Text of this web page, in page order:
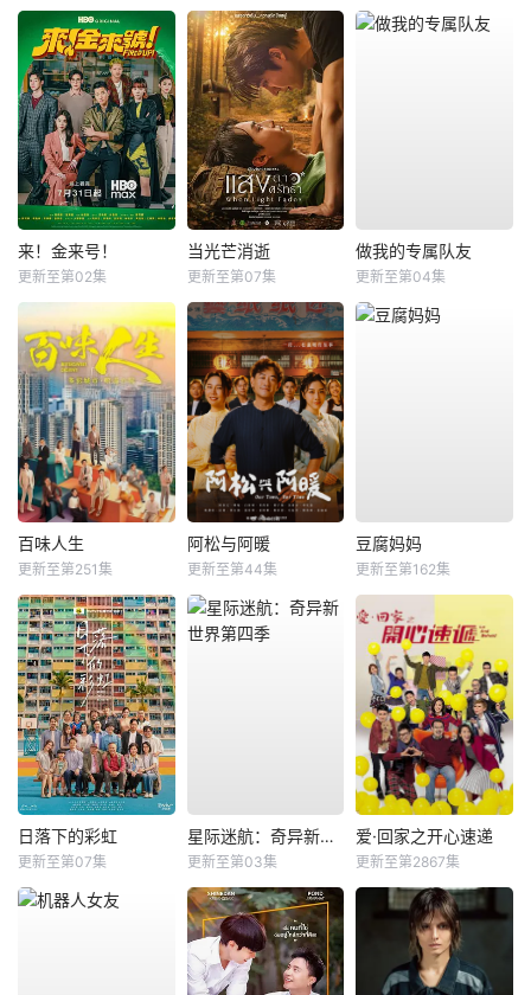
来！金来号！
更新至第02集
当光芒消逝
更新至第07集
做我的专属队友
更新至第04集
百味人生
更新至第251集
阿松与阿暖
更新至第44集
豆腐妈妈
更新至第162集
日落下的彩虹
更新至第07集
星际迷航：奇异新世界第四季
更新至第03集
爱·回家之开心速递
更新至第2867集